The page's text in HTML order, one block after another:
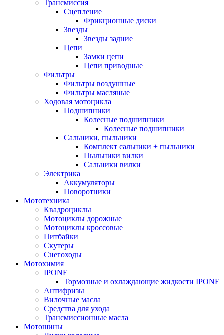
Трансмиссия
Cцепление
Фрикционные диски
Звезды
Звезды задние
Цепи
Замки цепи
Цепи приводные
Фильтры
Фильтры воздушные
Фильтры масляные
Ходовая мотоцикла
Подшипники
Колесные подшипники
Колесные подшипники
Сальники, пыльники
Комплект сальники + пыльники
Пыльники вилки
Сальники вилки
Электрика
Аккумуляторы
Поворотники
Мототехника
Квадроциклы
Мотоциклы дорожные
Мотоциклы кроссовые
Питбайки
Скутеры
Снегоходы
Мотохимия
IPONE
Тормозные и охлаждающие жидкости IPONE
Антифризы
Вилочные масла
Средства для ухода
Трансмиссионные масла
Мотошины